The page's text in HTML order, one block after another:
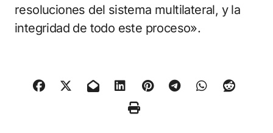
resoluciones del sistema multilateral, y la
integridad de todo este proceso».